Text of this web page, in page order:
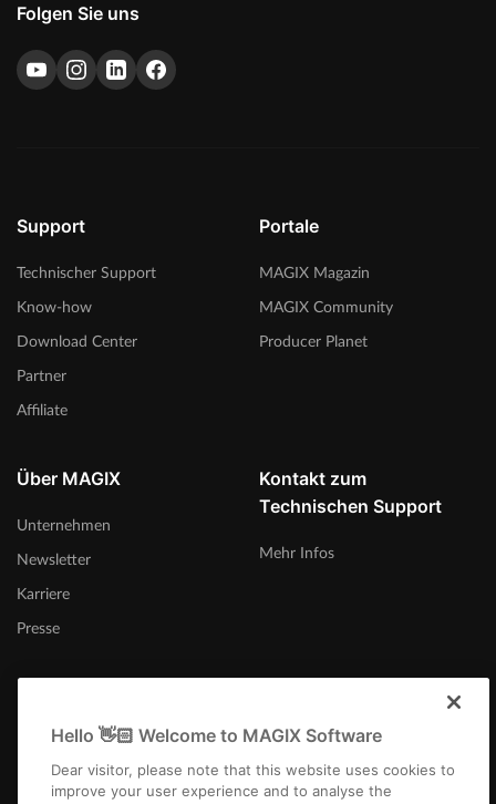
Folgen Sie uns
Support
Technischer Support
Know-how
Download Center
Partner
Affiliate
Portale
MAGIX Magazin
MAGIX Community
Producer Planet
Über MAGIX
Unternehmen
Newsletter
Karriere
Presse
Kontakt zum
Technischen Support
Mehr Infos
Österreich
Hello 👋🏻 Welcome to MAGIX Software
Dear visitor, please note that this website uses cookies to
improve your user experience and to analyse the